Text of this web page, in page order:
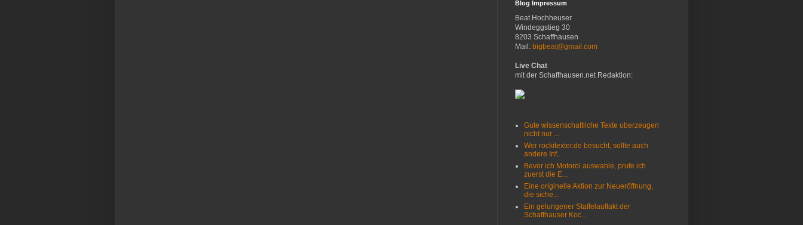
Blog Impressum
Beat Hochheuser
Windeggstieg 30
8203 Schaffhausen
Mail: bigbeat@gmail.com
Live Chat
mit der Schaffhausen.net Redaktion:
Gute wissenschaftliche Texte uberzeugen
nicht nur ...
Wer rockitexter.de besucht, sollte auch
andere Inf...
Bevor ich Motorol auswahle, prufe ich
zuerst die E...
Eine originelle Aktion zur Neueröffnung,
die siche...
Ein gelungener Staffelauftakt der
Schaffhauser Koc...